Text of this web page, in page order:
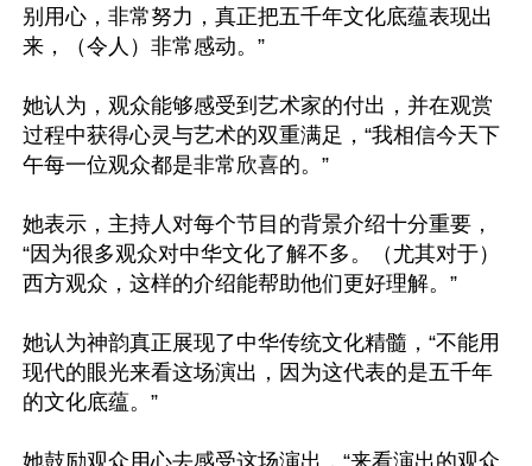
别用心，非常努力，真正把五千年文化底蕴表现出
来，（令人）非常感动。”
她认为，观众能够感受到艺术家的付出，并在观赏
过程中获得心灵与艺术的双重满足，“我相信今天下
午每一位观众都是非常欣喜的。”
她表示，主持人对每个节目的背景介绍十分重要，
“因为很多观众对中华文化了解不多。（尤其对于）
西方观众，这样的介绍能帮助他们更好理解。”
她认为神韵真正展现了中华传统文化精髓，“不能用
现代的眼光来看这场演出，因为这代表的是五千年
的文化底蕴。”
她鼓励观众用心去感受这场演出，“来看演出的观众